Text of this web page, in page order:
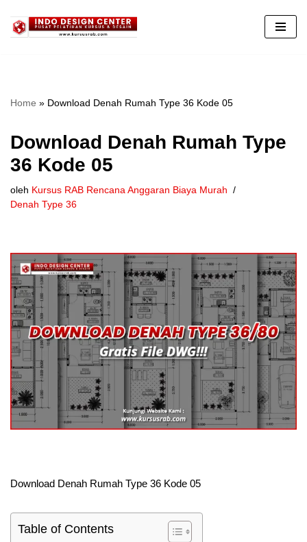
Lompat
Home » Download Denah Rumah Type 36 Kode 05
Download Denah Rumah Type
36 Kode 05
oleh Kursus RAB Rencana Anggaran Biaya Murah
Denah Type 36
Download Denah Rumah Type 36 Kode 05
Table of Contents